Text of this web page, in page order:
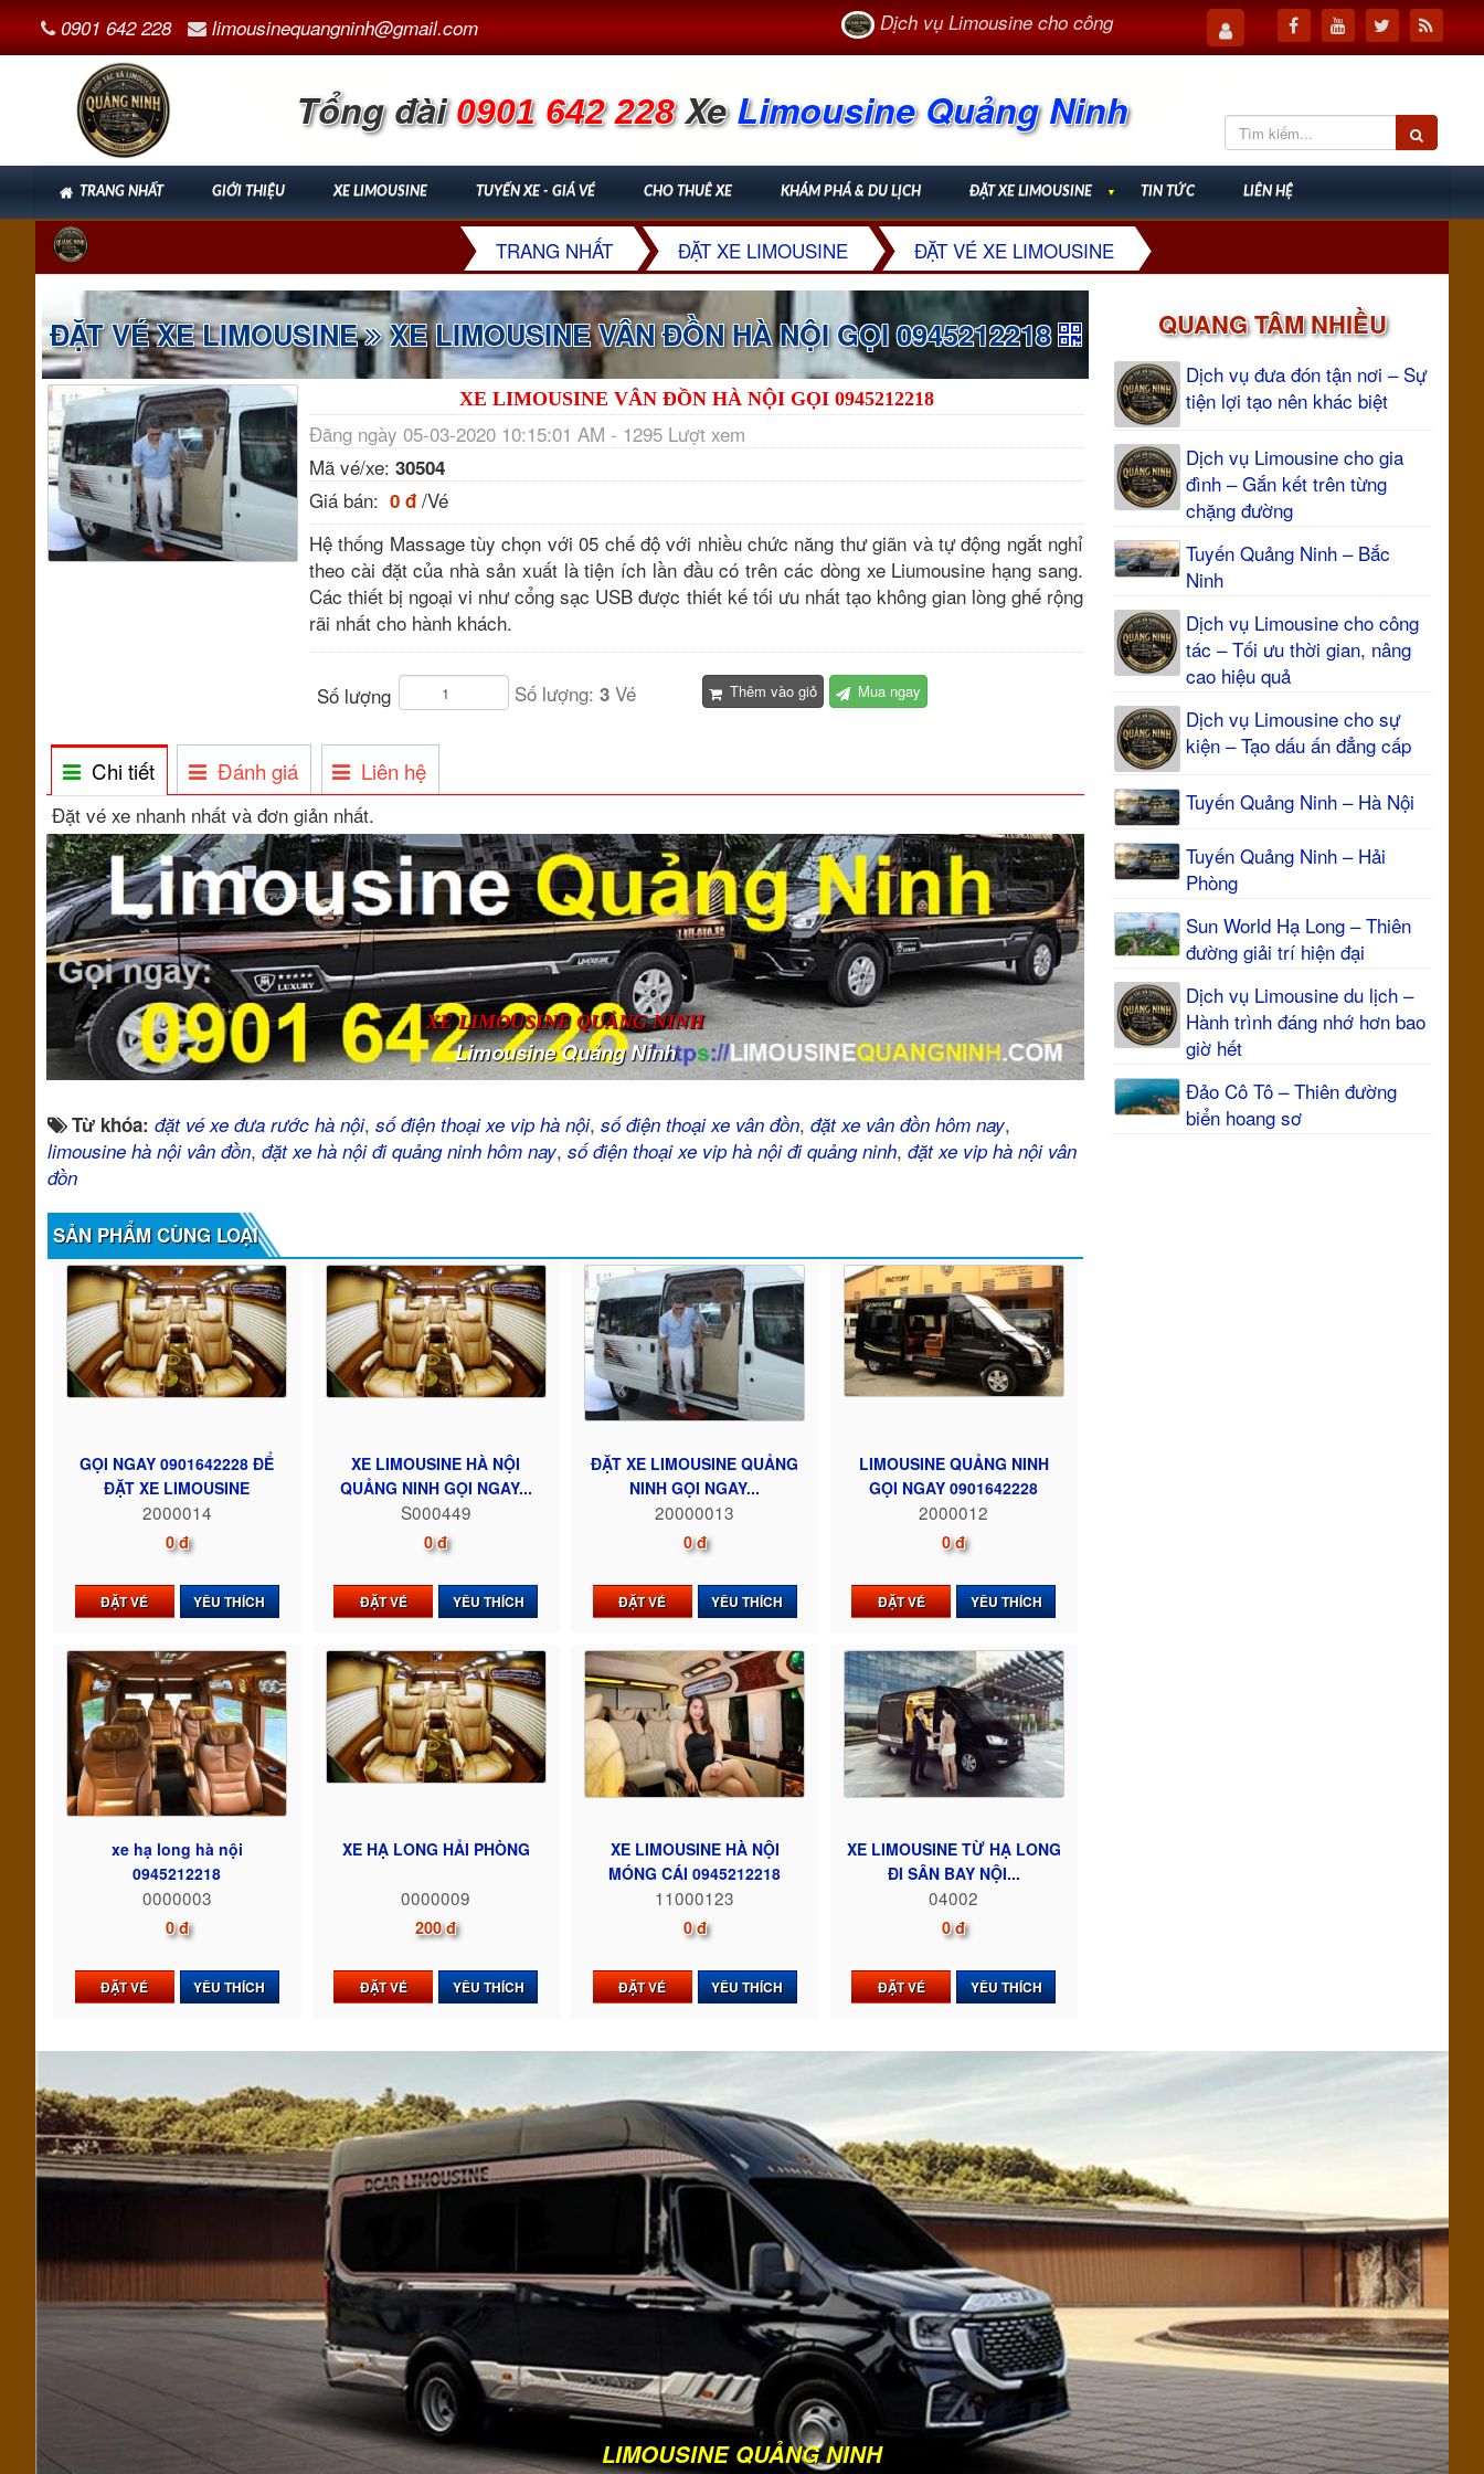
0901 642 228 limousinequangninh@gmail.com Dịch vụ Limousine cho công tác – Tối ưu thời gian, nâng cao hiệu quả
Tổng đài 0901 642 228XeLimousine Quảng Ninh
TRANG NHẤT GIỚI THIỆU XE LIMOUSINE TUYẾN XE - GIÁ VÉ CHO THUÊ XE KHÁM PHÁ & DU LỊCH ĐẶT XE LIMOUSINE ▼ TIN TỨC LIÊN HỆ
TRANG NHẤT ĐẶT XE LIMOUSINE ĐẶT VÉ XE LIMOUSINE
ĐẶT VÉ XE LIMOUSINE XE LIMOUSINE VÂN ĐỒN HÀ NỘI GỌI 0945212218
XE LIMOUSINE VÂN ĐỒN HÀ NỘI GỌI 0945212218
Đăng ngày 05-03-2020 10:15:01 AM - 1295 Lượt xem
Mã vé/xe: 30504
Giá bán: 0 đ /Vé
Hệ thống Massage tùy chọn với 05 chế độ với nhiều chức năng thư giãn và tự động ngắt nghỉ
theo cài đặt của nhà sản xuất là tiện ích lần đầu có trên các dòng xe Liumousine hạng sang.
Các thiết bị ngoại vi như cổng sạc USB được thiết kế tối ưu nhất tạo không gian lòng ghế rộng
rãi nhất cho hành khách.
Số lượng Số lượng: 3 Vé Thêm vào giỏ Mua ngay
Chi tiết Đánh giá Liên hệ
Đặt vé xe nhanh nhất và đơn giản nhất.
XE LIMOUSINE QUẢNG NINH
Limousine Quảng Ninh
Từ khóa: đặt vé xe đưa rước hà nội, số điện thoại xe vip hà nội, số điện thoại xe vân đồn, đặt xe vân đồn hôm nay,
limousine hà nội vân đồn, đặt xe hà nội đi quảng ninh hôm nay, số điện thoại xe vip hà nội đi quảng ninh, đặt xe vip hà nội vân
đồn
SẢN PHẨM CÙNG LOẠI
GỌI NGAY 0901642228 ĐỂ
ĐẶT XE LIMOUSINE
2000014
0 đ
ĐẶT VÉ YÊU THÍCH
XE LIMOUSINE HÀ NỘI
QUẢNG NINH GỌI NGAY...
S000449
0 đ
ĐẶT VÉ YÊU THÍCH
ĐẶT XE LIMOUSINE QUẢNG
NINH GỌI NGAY...
20000013
0 đ
ĐẶT VÉ YÊU THÍCH
LIMOUSINE QUẢNG NINH
GỌI NGAY 0901642228
2000012
0 đ
ĐẶT VÉ YÊU THÍCH
xe hạ long hà nội
0945212218
0000003
0 đ
ĐẶT VÉ YÊU THÍCH
XE HẠ LONG HẢI PHÒNG
0000009
200 đ
ĐẶT VÉ YÊU THÍCH
XE LIMOUSINE HÀ NỘI
MÓNG CÁI 0945212218
11000123
0 đ
ĐẶT VÉ YÊU THÍCH
XE LIMOUSINE TỪ HẠ LONG
ĐI SÂN BAY NỘI...
04002
0 đ
ĐẶT VÉ YÊU THÍCH
QUANG TÂM NHIỀU
Dịch vụ đưa đón tận nơi – Sự
tiện lợi tạo nên khác biệt
Dịch vụ Limousine cho gia
đình – Gắn kết trên từng
chặng đường
Tuyến Quảng Ninh – Bắc
Ninh
Dịch vụ Limousine cho công
tác – Tối ưu thời gian, nâng
cao hiệu quả
Dịch vụ Limousine cho sự
kiện – Tạo dấu ấn đẳng cấp
Tuyến Quảng Ninh – Hà Nội
Tuyến Quảng Ninh – Hải
Phòng
Sun World Hạ Long – Thiên
đường giải trí hiện đại
Dịch vụ Limousine du lịch –
Hành trình đáng nhớ hơn bao
giờ hết
Đảo Cô Tô – Thiên đường
biển hoang sơ
LIMOUSINE QUẢNG NINH